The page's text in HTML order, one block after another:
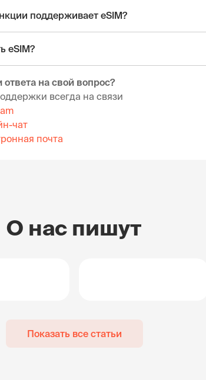
поддерживает eSIM?
eSIM?
на свой вопрос?
всегда на связи
чат
почта
О нас пишут
Показать все статьи